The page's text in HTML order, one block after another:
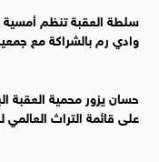
سلطة العقبة تنظم
وادي رم بالشراكة مع
حسان يزور محمية العقبة
على قائمة التراث العالمي